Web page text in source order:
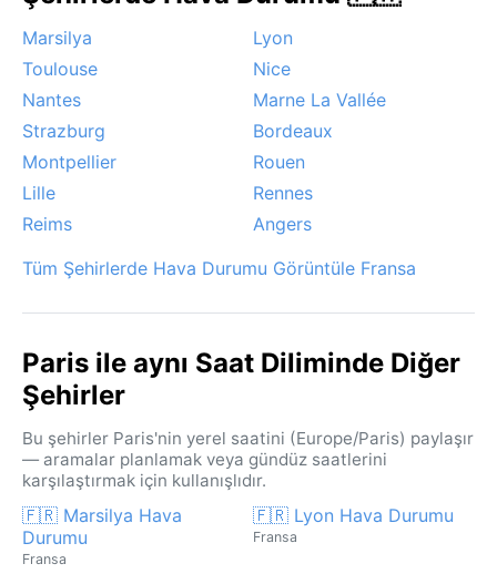
atmosfer sunar, ancak zaman zaman yoğun sis
görülebilir. Paris'te kasırga veya muson gibi ekstrem
hava olayları yaşanmaz; bazen kışın hafif kar yağışı
şehri beyaza bürür, ama bu genellikle kısa sürelidir.
Rüzgarlar genellikle hafif batı yönlüdür. Şehir her
mevsim kendine özgü bir çekim taşır.
Marsilya
Lyon
Toulouse
Nice
Nantes
Marne La Vallée
Strazburg
Bordeaux
Montpellier
Rouen
Lille
Rennes
Reims
Angers
Tüm Şehirlerde Hava Durumu Görüntüle Fransa
Paris ile aynı Saat Diliminde Diğer
Şehirler
Bu şehirler Paris'nin yerel saatini (Europe/Paris) paylaşır
— aramalar planlamak veya gündüz saatlerini
karşılaştırmak için kullanışlıdır.
🇫🇷 Marsilya Hava
Durumu
Fransa
🇫🇷 Lyon Hava Durumu
Fransa